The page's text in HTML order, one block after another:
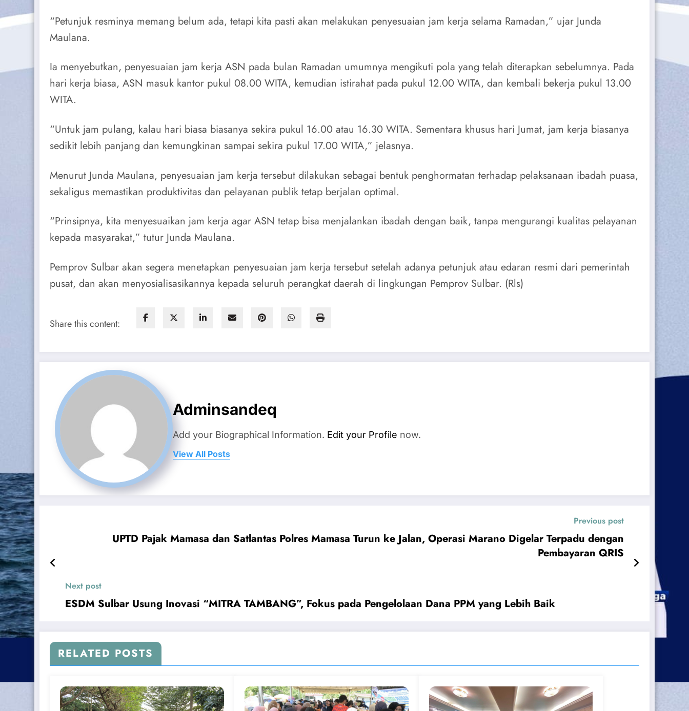
“Petunjuk resminya memang belum ada, tetapi kita pasti akan melakukan penyesuaian jam kerja selama Ramadan,” ujar Junda
Maulana.
Ia menyebutkan, penyesuaian jam kerja ASN pada bulan Ramadan umumnya mengikuti pola yang telah diterapkan sebelumnya. Pada
hari kerja biasa, ASN masuk kantor pukul 08.00 WITA, kemudian istirahat pada pukul 12.00 WITA, dan kembali bekerja pukul 13.00
WITA.
“Untuk jam pulang, kalau hari biasa biasanya sekira pukul 16.00 atau 16.30 WITA. Sementara khusus hari Jumat, jam kerja biasanya
sedikit lebih panjang dan kemungkinan sampai sekira pukul 17.00 WITA,” jelasnya.
Menurut Junda Maulana, penyesuaian jam kerja tersebut dilakukan sebagai bentuk penghormatan terhadap pelaksanaan ibadah puasa,
sekaligus memastikan produktivitas dan pelayanan publik tetap berjalan optimal.
“Prinsipnya, kita menyesuaikan jam kerja agar ASN tetap bisa menjalankan ibadah dengan baik, tanpa mengurangi kualitas pelayanan
kepada masyarakat,” tutur Junda Maulana.
Pemprov Sulbar akan segera menetapkan penyesuaian jam kerja tersebut setelah adanya petunjuk atau edaran resmi dari pemerintah
pusat, dan akan menyosialisasikannya kepada seluruh perangkat daerah di lingkungan Pemprov Sulbar. (Rls)
Share this content:
Adminsandeq
Add your Biographical Information. Edit your Profile now.
View All Posts
Previous post
UPTD Pajak Mamasa dan Satlantas Polres Mamasa Turun ke Jalan, Operasi Marano Digelar Terpadu dengan
Pembayaran QRIS
Next post
ESDM Sulbar Usung Inovasi “MITRA TAMBANG”, Fokus pada Pengelolaan Dana PPM yang Lebih Baik
RELATED POSTS